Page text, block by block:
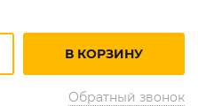
Обратный звонок
В КОРЗИНУ